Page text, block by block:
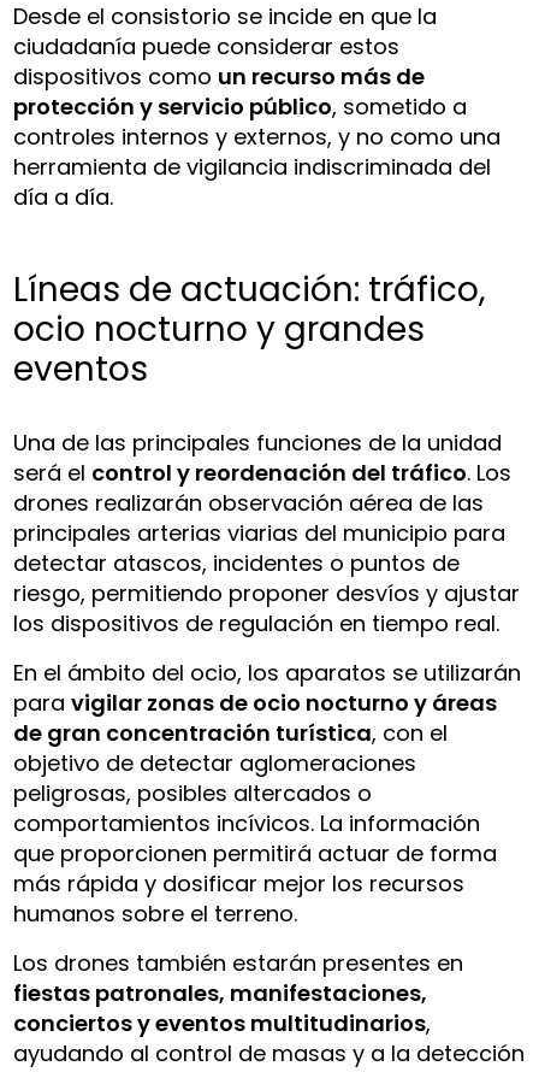
Desde el consistorio se incide en que la
ciudadanía puede considerar estos
dispositivos como un recurso más de
protección y servicio público, sometido a
controles internos y externos, y no como una
herramienta de vigilancia indiscriminada del
día a día.
Líneas de actuación: tráfico,
ocio nocturno y grandes
eventos
Una de las principales funciones de la unidad
será el control y reordenación del tráfico. Los
drones realizarán observación aérea de las
principales arterias viarias del municipio para
detectar atascos, incidentes o puntos de
riesgo, permitiendo proponer desvíos y ajustar
los dispositivos de regulación en tiempo real.
En el ámbito del ocio, los aparatos se utilizarán
paravigilar zonas de ocio nocturno y áreas
de gran concentración turística, con el
objetivo de detectar aglomeraciones
peligrosas, posibles altercados o
comportamientos incívicos. La información
que proporcionen permitirá actuar de forma
más rápida y dosificar mejor los recursos
humanos sobre el terreno.
Los drones también estarán presentes en
fiestas patronales, manifestaciones,
conciertos y eventos multitudinarios,
ayudando al control de masas y a la detección